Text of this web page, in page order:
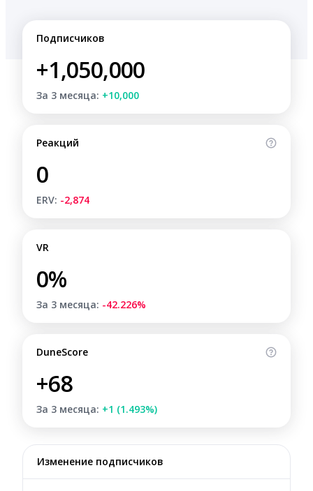
Подписчиков
+1,050,000
За 3 месяца: +10,000
Реакций
0
ERV: -2,874
VR
0%
За 3 месяца: -42.226%
DuneScore
+68
За 3 месяца: +1 (1.493%)
Изменение подписчиков